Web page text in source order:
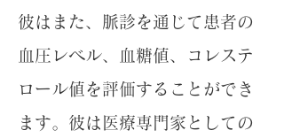
彼はまた、脈診を通じて患者の
血圧レベル、血糖値、コレステ
ロール値を評価することができ
ます。彼は医療専門家としての